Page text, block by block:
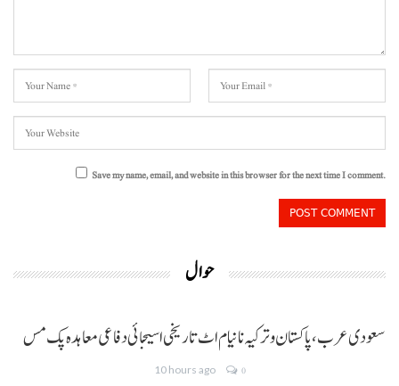
Save my name, email, and website in this browser for the next time I comment.
حوال
سعودی عرب، پاکستان و ترکیہ نا نیام اٹ تاریخی اسیجائی دفاعی معاہدہ پک مس
10 hours ago 0